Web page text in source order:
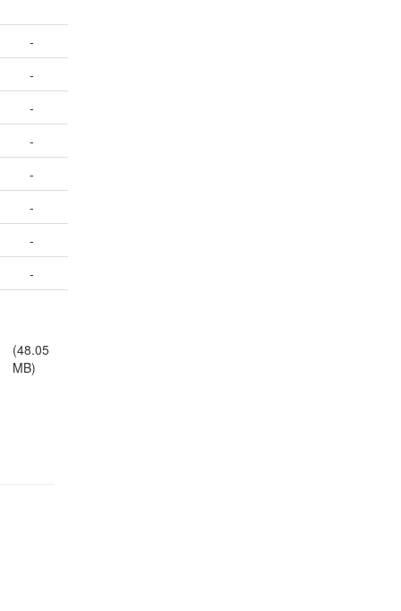
-
-
-
-
-
-
-
-
(48.05
MB)